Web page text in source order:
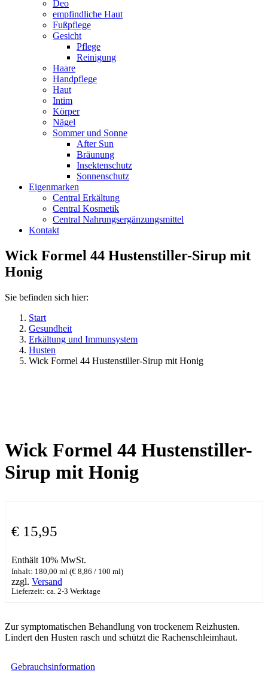
Deo
empfindliche Haut
Fußpflege
Gesicht
Pflege
Reinigung
Haare
Handpflege
Haut
Intim
Körper
Nägel
Sommer und Sonne
After Sun
Bräunung
Insektenschutz
Sonnenschutz
Eigenmarken
Central Erkältung
Central Kosmetik
Central Nahrungsergänzungsmittel
Kontakt
Wick Formel 44 Hustenstiller-Sirup mit
Honig
Sie befinden sich hier:
Start
Gesundheit
Erkältung und Immunsystem
Husten
Wick Formel 44 Hustenstiller-Sirup mit Honig
Wick Formel 44 Hustenstiller-
Sirup mit Honig
€ 15,95
Enthält 10% MwSt.
Inhalt: 180,00 ml (€ 8,86 / 100 ml)
zzgl. Versand
Lieferzeit: ca. 2-3 Werktage
Zur symptomatischen Behandlung von trockenem Reizhusten.
Lindert den Husten rasch und schützt die Rachenschleimhaut.
Gebrauchsinformation